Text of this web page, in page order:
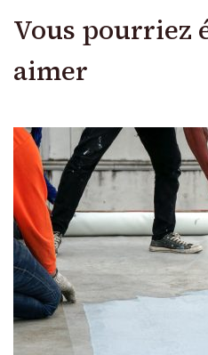
Vous pourriez
aimer